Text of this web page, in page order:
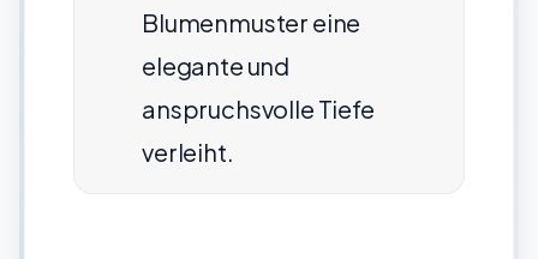
Blumenmuster eine
elegante und
anspruchsvolle Tiefe
verleiht.